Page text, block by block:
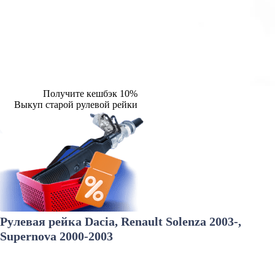
Получите кешбэк 10%
Выкуп старой рулевой рейки
Рулевая рейка Dacia, Renault Solenza 2003-,
Supernova 2000-2003